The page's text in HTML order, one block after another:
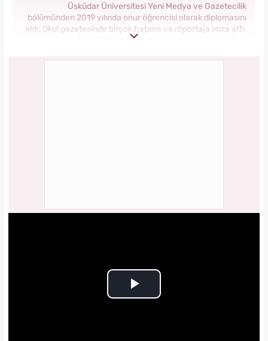
Üsküdar Üniversitesi Yeni Medya ve Gazetecilik
bölümünden 2019 yılında onur öğrencisi olarak diplomasını
aldı. Okul gazetesinde birçok habere ve röportaja imza attı.
Kanal 7 Medya Grubu bünyesinde Haber 7 ve
stajyerlik yaptı. Yasemin.com’da mesleğe ilk adımını attı.